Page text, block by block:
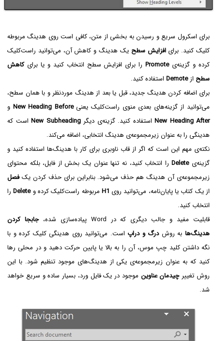
برای اسکرول سریع و رسیدن به بخشی از متن، کافی است روی هدینگ مربوطه
کلیک کنید. برایافزایش سطح یک هدینگ و کاهش آن، می‌توانید راست‌کلیک
کرده و گزینه‌یPromoteرا برای افزایش سطح انتخاب کنید و یا برایکاهش
سطح ازDemote استفاده کنید.
برای اضافه کردن هدینگ جدید، قبل یا بعد از هدینگ موردنظر و با همان سطح،
می‌توانید از گزینه‌های بعدی منوی راست‌کلیک یعنیNew Heading Before و
New Heading After استفاده کنید. گزینه‌ی دیگرNew Subheading است که
هدینگی را به عنوان زیرمجموعه‌ی هدینگ انتخابی، اضافه می‌کند.
نکته‌ی مهم این است که اگر از قاب ناوبری برای کار با هدینگ‌ها استفاده کنید و
گزینه‌یDeleteرا انتخاب کنید، نه تنها عنوان یک بخش از فایل، بلکه محتوای
زیرمجموعه‌ی آن هدینگ هم حذف می‌شود. بنابراین برای حذف کردن یکفصل
از یک کتاب یا پایان‌نامه، می‌توانید روی H1 مربوطه راست‌کلیک کرده وDeleteرا
انتخاب کنید.
قابلیت مفید و جالب دیگری که در Word پیاده‌سازی شده،
جابجا کردن
هدینگ‌هابه روشدرگ و دراپ است. می‌توانید روی هدینگی کلیک کرده و با
نگه داشتن کلید چپ موس، آن را به بالا یا پایین حرکت دهید و در محلی رها
کنید که به عنوان زیرمجموعه‌ی یکی از هدینگ‌های موجود تنظیم شود. با این
روش تغییرچیدمان عناوین موجود در یک فایل ورد، بسیار ساده و سریع خواهد
شد.